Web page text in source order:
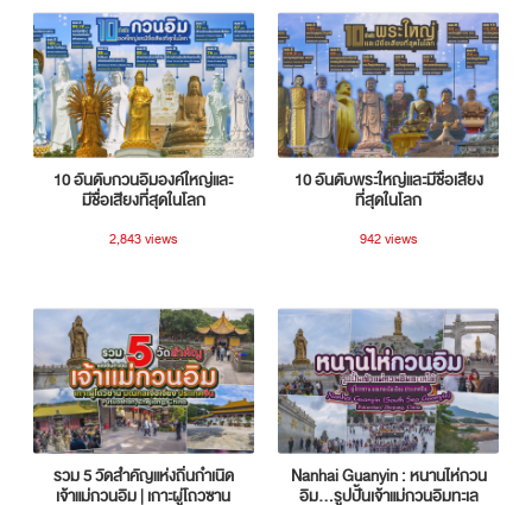
10 อันดับกวนอิมองค์ใหญ่และ
มีชื่อเสียงที่สุดในโลก
2,843 views
10 อันดับพระใหญ่และมีชื่อเสียง
ที่สุดในโลก
942 views
รวม 5 วัดสำคัญแห่งถิ่นกำเนิด
เจ้าแม่กวนอิม | เกาะผู่โถวซาน
Nanhai Guanyin : หนานไห่กวน
อิม...รูปปั้นเจ้าแม่กวนอิมทะเล